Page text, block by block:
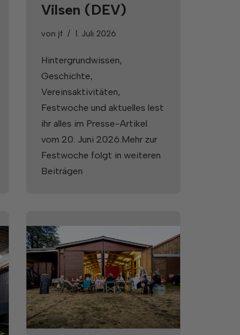
Vilsen (DEV)
von jf 1. Juli 2026
Hintergrundwissen,
Geschichte,
Vereinsaktivitäten,
Festwoche und aktuelles lest
ihr alles im Presse-Artikel
vom 20. Juni 2026.Mehr zur
Festwoche folgt in weiteren
Beiträgen